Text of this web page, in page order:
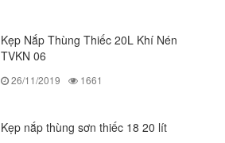
Kẹp Nắp Thùng Thiếc 20L Khí Nén
TVKN 06
26/11/2019 1661
Kẹp nắp thùng sơn thiếc 18 20 lít